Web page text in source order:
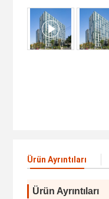
Ürün Ayrıntıları
Ürün Ayrıntıları